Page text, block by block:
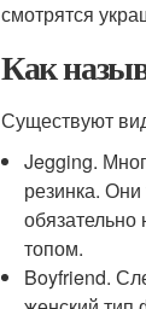
смотрятся
Как
Существуют
Jegging.
резинка.
обязательно
топом.
Boyfriend.